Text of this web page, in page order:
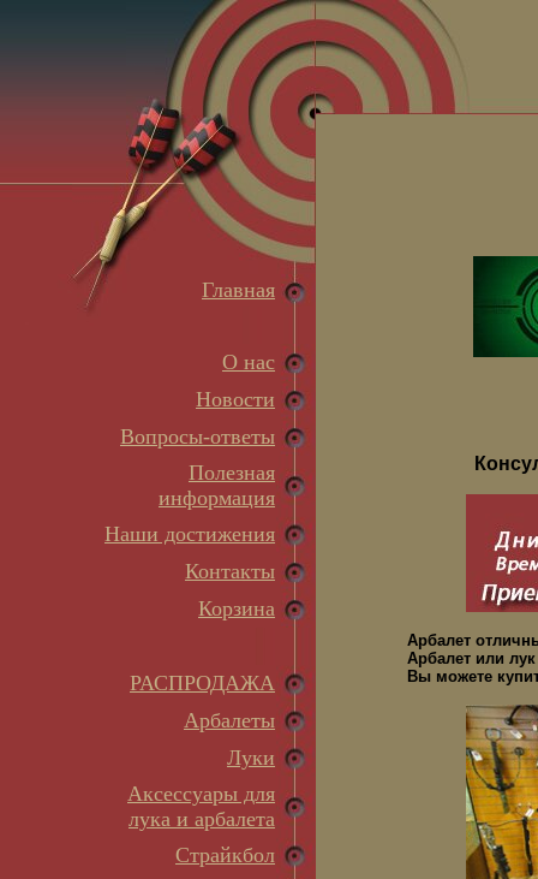
Главная
О нас
Новости
Вопросы-ответы
Полезная
информация
Наши достижения
Контакты
Корзина
РАСПРОДАЖА
Арбалеты
Луки
Аксессуары для
лука и арбалета
Страйкбол
Арбалет
Арбалет или
Вы можете